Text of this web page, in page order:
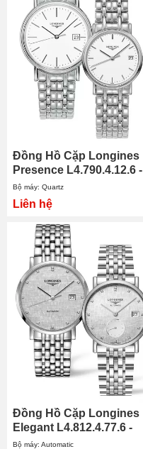
Đồng Hồ Cặp Longines
Presence L4.790.4.12.6 -
L4.320.4.12.6
Bộ máy: Quartz
Liên hệ
Đồng Hồ Cặp Longines
Elegant L4.812.4.77.6 -
L4.312.4.77.6
Bộ máy: Automatic